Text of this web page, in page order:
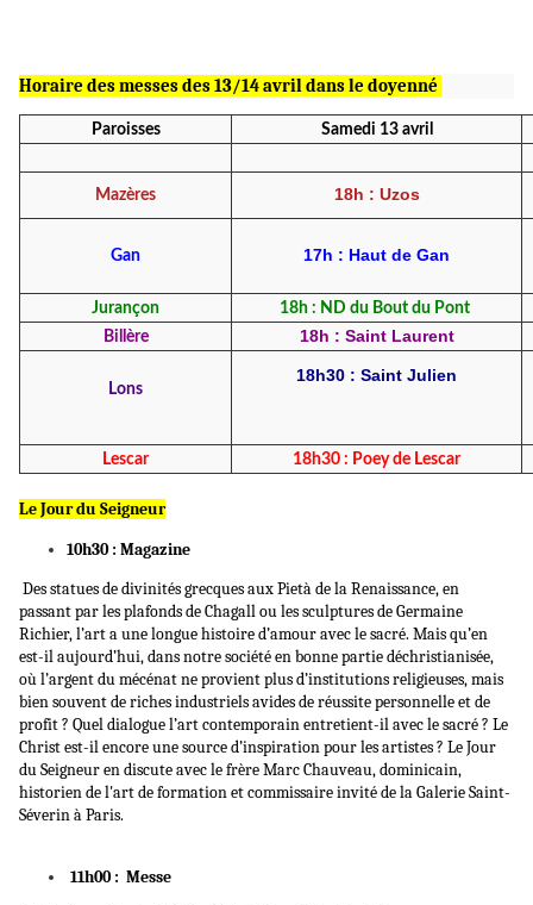
Horaire des messes des 13/14 avril dans le doyenné
Paroisses Samedi 13 avril
Mazères 18h : Uzos
Gan 17h : Haut de Gan
Jurançon
18h : ND du Bout du Pont
Billère
18h : Saint Laurent
Lons
18h30 : Saint Julien
Lescar 18h30 : Poey de Lescar
Le Jour du Seigneur
10h30 : Magazine
Des statues de divinités grecques aux Pietà de la Renaissance, en
passant par les plafonds de Chagall ou les sculptures de Germaine
Richier, l’art a une longue histoire d’amour avec le sacré. Mais qu’en
est-il aujourd’hui, dans notre société en bonne partie déchristianisée,
où l’argent du mécénat ne provient plus d’institutions religieuses, mais
bien souvent de riches industriels avides de réussite personnelle et de
profit ? Quel dialogue l’art contemporain entretient-il avec le sacré ? Le
Christ est-il encore une source d’inspiration pour les artistes ? Le Jour
du Seigneur en discute avec le frère Marc Chauveau, dominicain,
historien de l'art de formation et commissaire invité de la Galerie Saint-
Séverin à Paris.
11h00 : Messe